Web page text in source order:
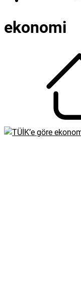
ekonomi